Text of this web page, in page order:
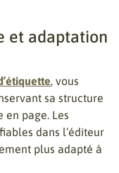
et adaptation
, vous
sa structure
page. Les
dans l’éditeur
plus adapté à